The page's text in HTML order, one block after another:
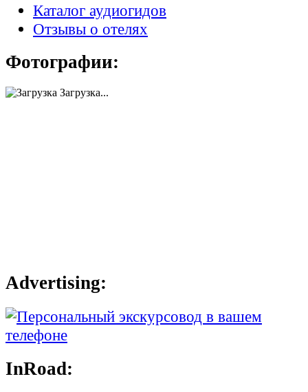
Каталог аудиогидов
Отзывы о отелях
Фотографии:
Загрузка...
Advertising:
InRoad: